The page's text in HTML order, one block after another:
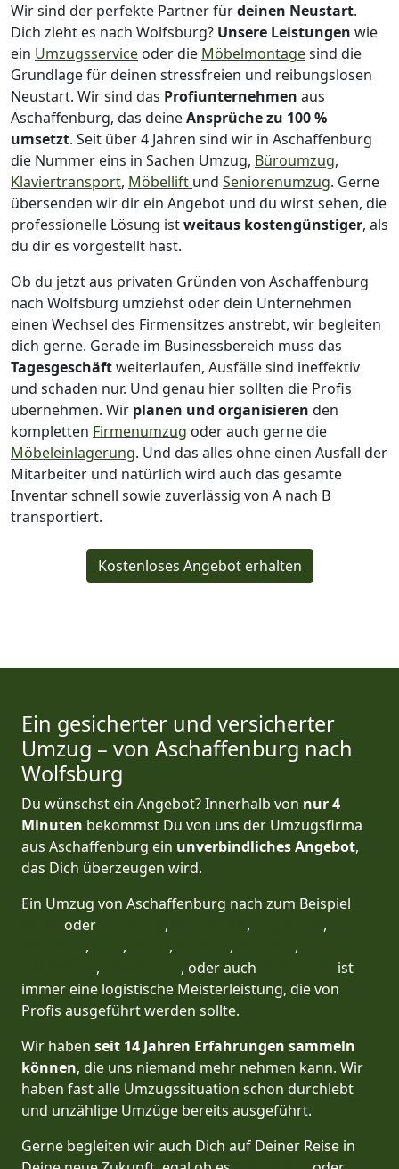
Wir sind der perfekte Partner fürdeinen Neustart.
Dich zieht es nach Wolfsburg? Unsere Leistungen wie
ein Umzugsservice oder die Möbelmontagesind die
Grundlage für deinen stressfreien und reibungslosen
Neustart. Wir sind das Profiunternehmen aus
Aschaffenburg, das deineAnsprüche zu 100 %
umsetzt. Seit über 4 Jahren sind wir in Aschaffenburg
die Nummer eins in Sachen Umzug, Büroumzug,
Klaviertransport, Möbellift und Seniorenumzug. Gerne
übersenden wir dir ein Angebot und du wirst sehen, die
professionelle Lösung istweitaus kostengünstiger, als
du dir es vorgestellt hast.
Ob du jetzt aus privaten Gründen von Aschaffenburg
nach Wolfsburg umziehst oder dein Unternehmen
einen Wechsel des Firmensitzes anstrebt, wir begleiten
dich gerne. Gerade im Businessbereich muss das
Tagesgeschäftweiterlaufen, Ausfälle sind ineffektiv
und schaden nur. Und genau hier sollten die Profis
übernehmen. Wir planen und organisieren den
kompletten Firmenumzug oder auch gerne die
Möbeleinlagerung. Und das alles ohne einen Ausfall der
Mitarbeiter und natürlich wird auch das gesamte
Inventar schnell sowie zuverlässig von A nach B
transportiert.
Kostenloses Angebot erhalten
Ein gesicherter und versicherter
Umzug – von Aschaffenburg nach
Wolfsburg
Du wünschst ein Angebot? Innerhalb von nur 4
Minuten bekommst Du von uns der Umzugsfirma
aus Aschaffenburg ein unverbindliches Angebot,
das Dich überzeugen wird.
Ein Umzug von Aschaffenburg nach zum Beispiel
oder , ,
,
, , , ,
,
, , oder auch
ist
immer eine logistische Meisterleistung, die von
Profis ausgeführt werden sollte.
Wir haben seit 14 Jahren Erfahrungen sammeln
können, die uns niemand mehr nehmen kann. Wir
haben fast alle Umzugssituation schon durchlebt
und unzählige Umzüge bereits ausgeführt.
Gerne begleiten wir auch Dich auf Deiner Reise in